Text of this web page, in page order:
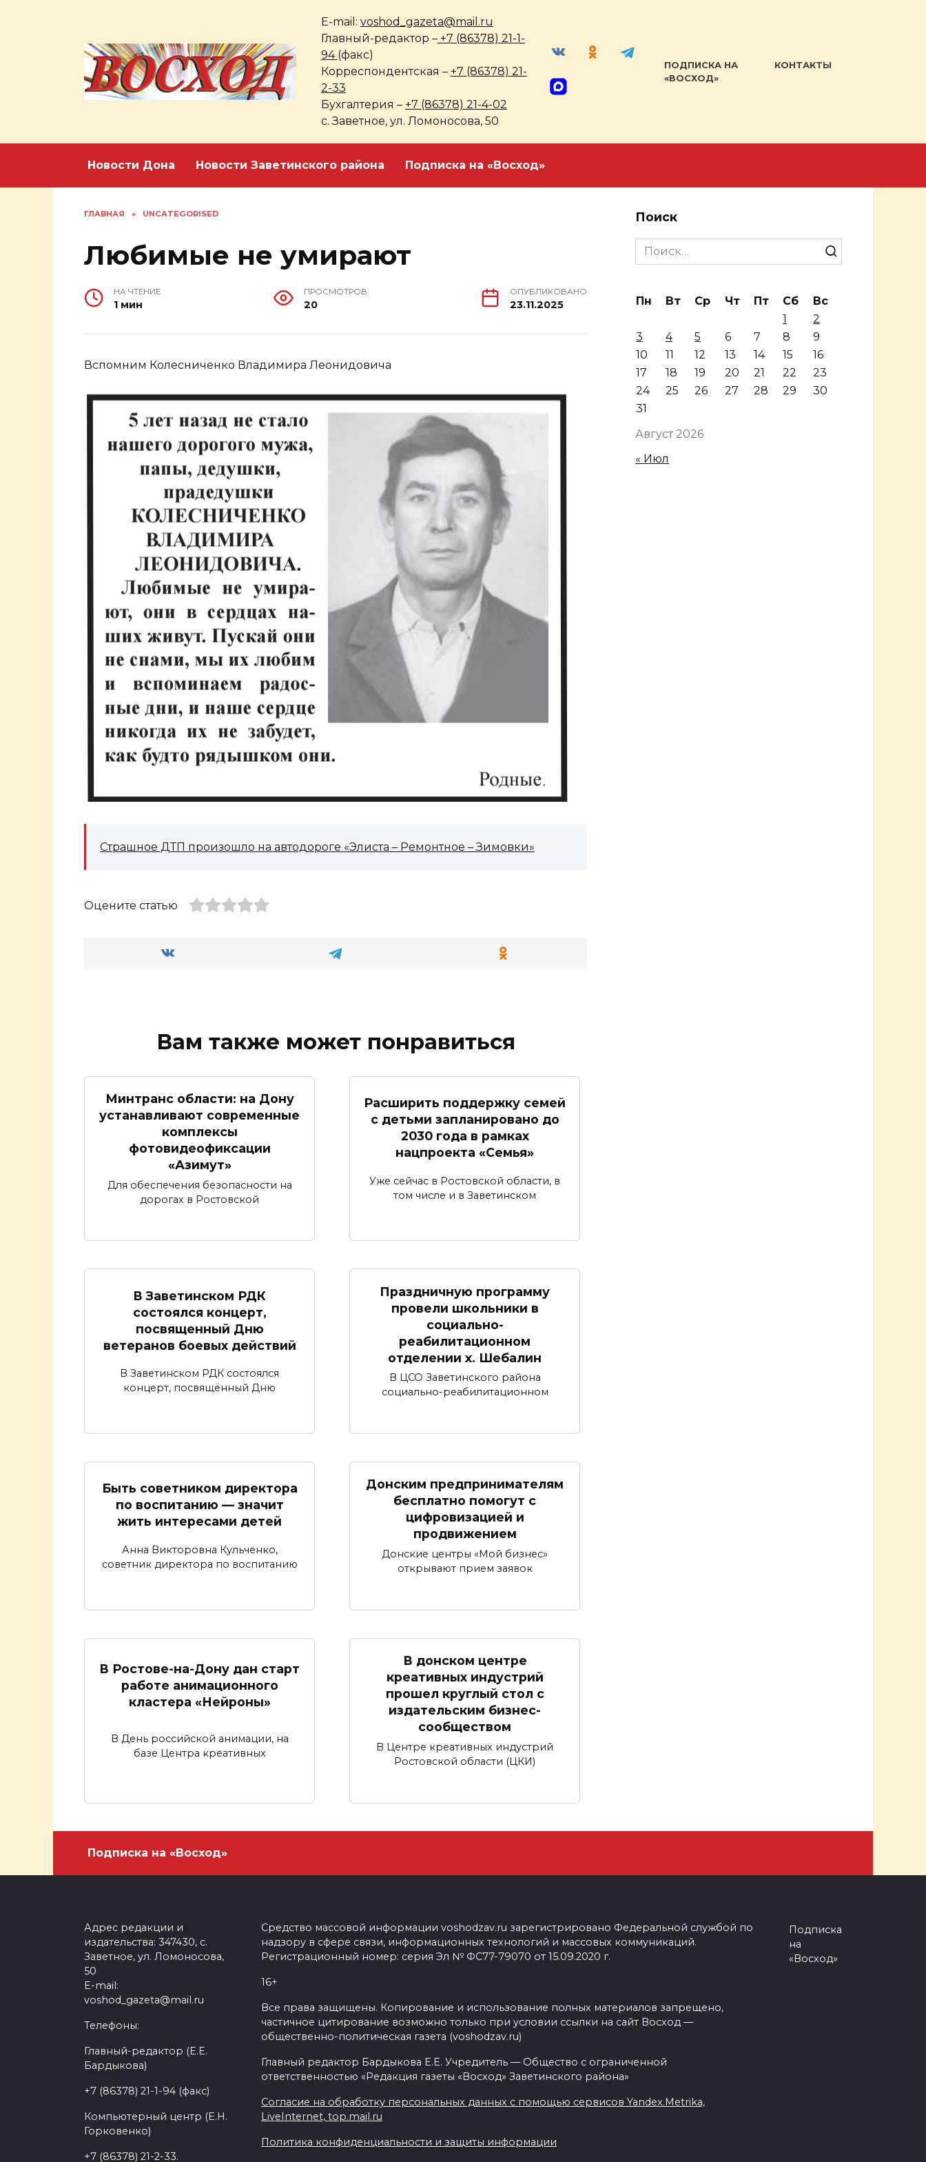
E-mail: voshod_gazeta@mail.ru
Главный-редактор –+7 (86378) 21-1-
94 (факс)
Корреспондентская – +7 (86378) 21-
2-33
Бухгалтерия – +7 (86378) 21-4-02
с. Заветное, ул. Ломоносова, 50
ПОДПИСКА НА
«ВОСХОД»
КОНТАКТЫ
Новости Дона Новости Заветинского района Подписка на «Восход»
ГЛАВНАЯ » UNCATEGORISED
Любимые не умирают
НА ЧТЕНИЕ
1 мин
ПРОСМОТРОВ
20
ОПУБЛИКОВАНО
23.11.2025
Вспомним Колесниченко Владимира Леонидовича
Страшное ДТП произошло на автодороге «Элиста – Ремонтное – Зимовки»
Оцените статью
Вам также может понравиться
Минтранс области: на Дону
устанавливают современные
комплексы
фотовидеофиксации
«Азимут»
Для обеспечения безопасности на
дорогах в Ростовской
Расширить поддержку семей
с детьми запланировано до
2030 года в рамках
нацпроекта «Семья»
Уже сейчас в Ростовской области, в
том числе и в Заветинском
В Заветинском РДК
состоялся концерт,
посвященный Дню
ветеранов боевых действий
В Заветинском РДК состоялся
концерт, посвящённый Дню
Праздничную программу
провели школьники в
социально-
реабилитационном
отделении х. Шебалин
В ЦСО Заветинского района
социально-реабилитационном
Быть советником директора
по воспитанию — значит
жить интересами детей
Анна Викторовна Кульченко,
советник директора по воспитанию
Донским предпринимателям
бесплатно помогут с
цифровизацией и
продвижением
Донские центры «Мой бизнес»
открывают прием заявок
В Ростове-на-Дону дан старт
работе анимационного
кластера «Нейроны»
В День российской анимации, на
базе Центра креативных
В донском центре
креативных индустрий
прошел круглый стол с
издательским бизнес-
сообществом
В Центре креативных индустрий
Ростовской области (ЦКИ)
Поиск
Search
for:
Август 2026
Пн Вт Ср Чт Пт Сб
Вс
1
2
3
4 5 6 7 8
9
10
11 12 13 14 15
16
17
18 19 20 21 22
23
24
25 26 27 28 29
30
31
« Июл
Подписка на «Восход»
Адрес редакции и
издательства: 347430, с.
Заветное, ул. Ломоносова,
50
E-mail:
voshod_gazeta@mail.ru
Телефоны:
Главный-редактор (Е.Е.
Бардыкова)
+7 (86378) 21-1-94 (факс)
Компьютерный центр (Е.Н.
Горковенко)
+7 (86378) 21-2-33.
Средство массовой информации voshodzav.ru зарегистрировано Федеральной службой по
надзору в сфере связи, информационных технологий и массовых коммуникаций.
Регистрационный номер: серия Эл № ФС77-79070 от 15.09.2020 г.
16+
Все права защищены. Копирование и использование полных материалов запрещено,
частичное цитирование возможно только при условии ссылки на сайт Восход —
общественно-политическая газета (voshodzav.ru)
Главный редактор Бардыкова Е.Е. Учредитель — Общество с ограниченной
ответственностью «Редакция газеты «Восход» Заветинского района»
Согласие на обработку персональных данных с помощью сервисов Yandex.Metrika,
LiveInternet, top.mail.ru
Политика конфиденциальности и защиты информации
Подписка
на
«Восход»